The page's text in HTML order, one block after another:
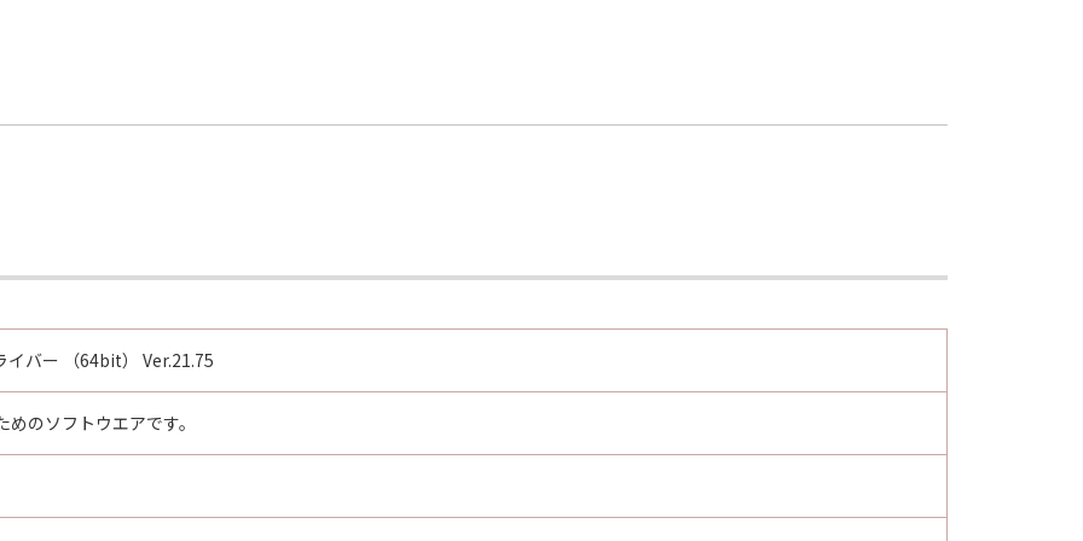
イバー （64bit） Ver.21.75
のソフトウエアです。